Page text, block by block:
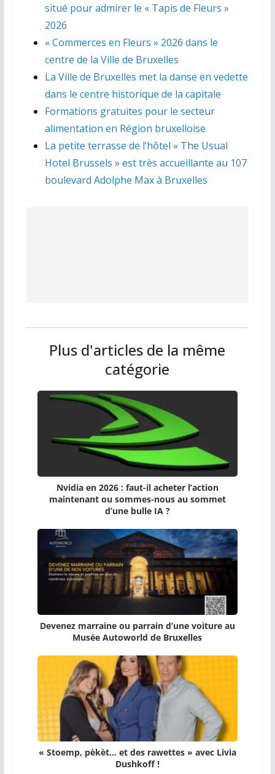
situé pour admirer le « Tapis de Fleurs »
2026
« Commerces en Fleurs » 2026 dans le
centre de la Ville de Bruxelles
La Ville de Bruxelles met la danse en vedette
dans le centre historique de la capitale
Formations gratuites pour le secteur
alimentation en Région bruxelloise
La petite terrasse de l’hôtel « The Usual
Hotel Brussels » est très accueillante au 107
boulevard Adolphe Max à Bruxelles
Plus d'articles de la même
catégorie
Nvidia en 2026 : faut-il acheter l’action
maintenant ou sommes-nous au sommet
d’une bulle IA ?
Devenez marraine ou parrain d’une voiture au
Musée Autoworld de Bruxelles
« Stoemp, pèkèt… et des rawettes » avec Livia
Dushkoff !